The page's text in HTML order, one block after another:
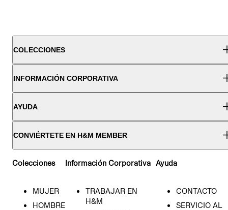
COLECCIONES
INFORMACIÓN CORPORATIVA
AYUDA
CONVIÉRTETE EN H&M MEMBER
Colecciones
MUJER
HOMBRE
Información Corporativa
TRABAJAR EN
H&M
Ayuda
CONTACTO
SERVICIO AL